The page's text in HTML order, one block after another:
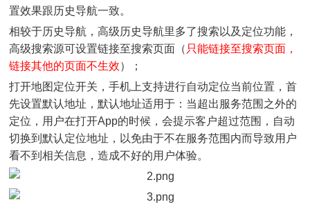
置效果跟历史导航一致。
相较于历史导航，高级历史导航里多了搜索以及定位功能，
高级搜索源可设置链接至搜索页面（ 只能链接至搜索页面，
链接其他的页面不生效）；
打开地图定位开关，手机上支持进行自动定位当前位置，首
先设置默认地址，默认地址适用于：当超出服务范围之外的
定位，用户在打开App的时候，会提示客户超过范围，自动
切换到默认定位地址，以免由于不在服务范围内而导致用户
看不到相关信息，造成不好的用户体验。